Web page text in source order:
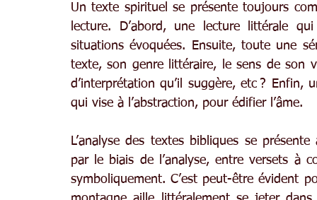
Un texte spirituel se présente toujours
lecture. D’abord, une lecture littérale
situations évoquées. Ensuite, toute une
texte, son genre littéraire, le sens de son
d’interprétation qu’il suggère, etc ?
qui vise à l’abstraction, pour édifier l’âme.
L’analyse des textes bibliques se
par le biais de l’analyse, entre versets à
symboliquement. C’est peut-être évident